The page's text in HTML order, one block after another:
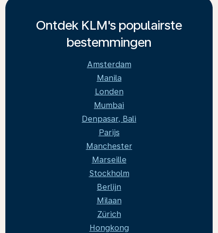
Ontdek KLM's populairste
bestemmingen
Amsterdam
Manila
Londen
Mumbai
Denpasar, Bali
Parijs
Manchester
Marseille
Stockholm
Berlijn
Milaan
Zürich
Hongkong